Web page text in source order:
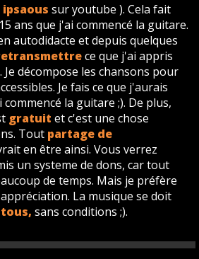
ipsaous sur youtube ). Cela fait
ans que j'ai commencé la guitare.
autodidacte et depuis quelques
ce que j'ai appris
décompose les chansons pour
Je fais ce que j'aurais
la guitare ;). De plus,
gratuit et c'est une chose
Tout partage de
en être ainsi. Vous verrez
un systeme de dons, car tout
de temps. Mais je préfère
La musique se doit
sans conditions ;).